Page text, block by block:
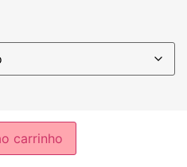
carrinho